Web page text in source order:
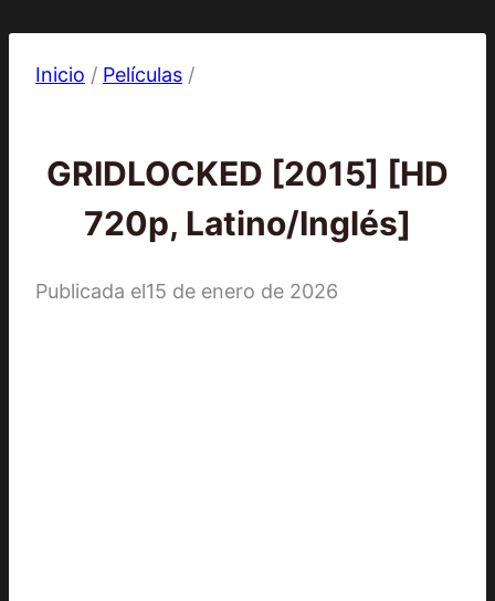
Inicio / Películas /
GRIDLOCKED [2015] [HD
720p, Latino/Inglés]
Publicada el15 de enero de 2026